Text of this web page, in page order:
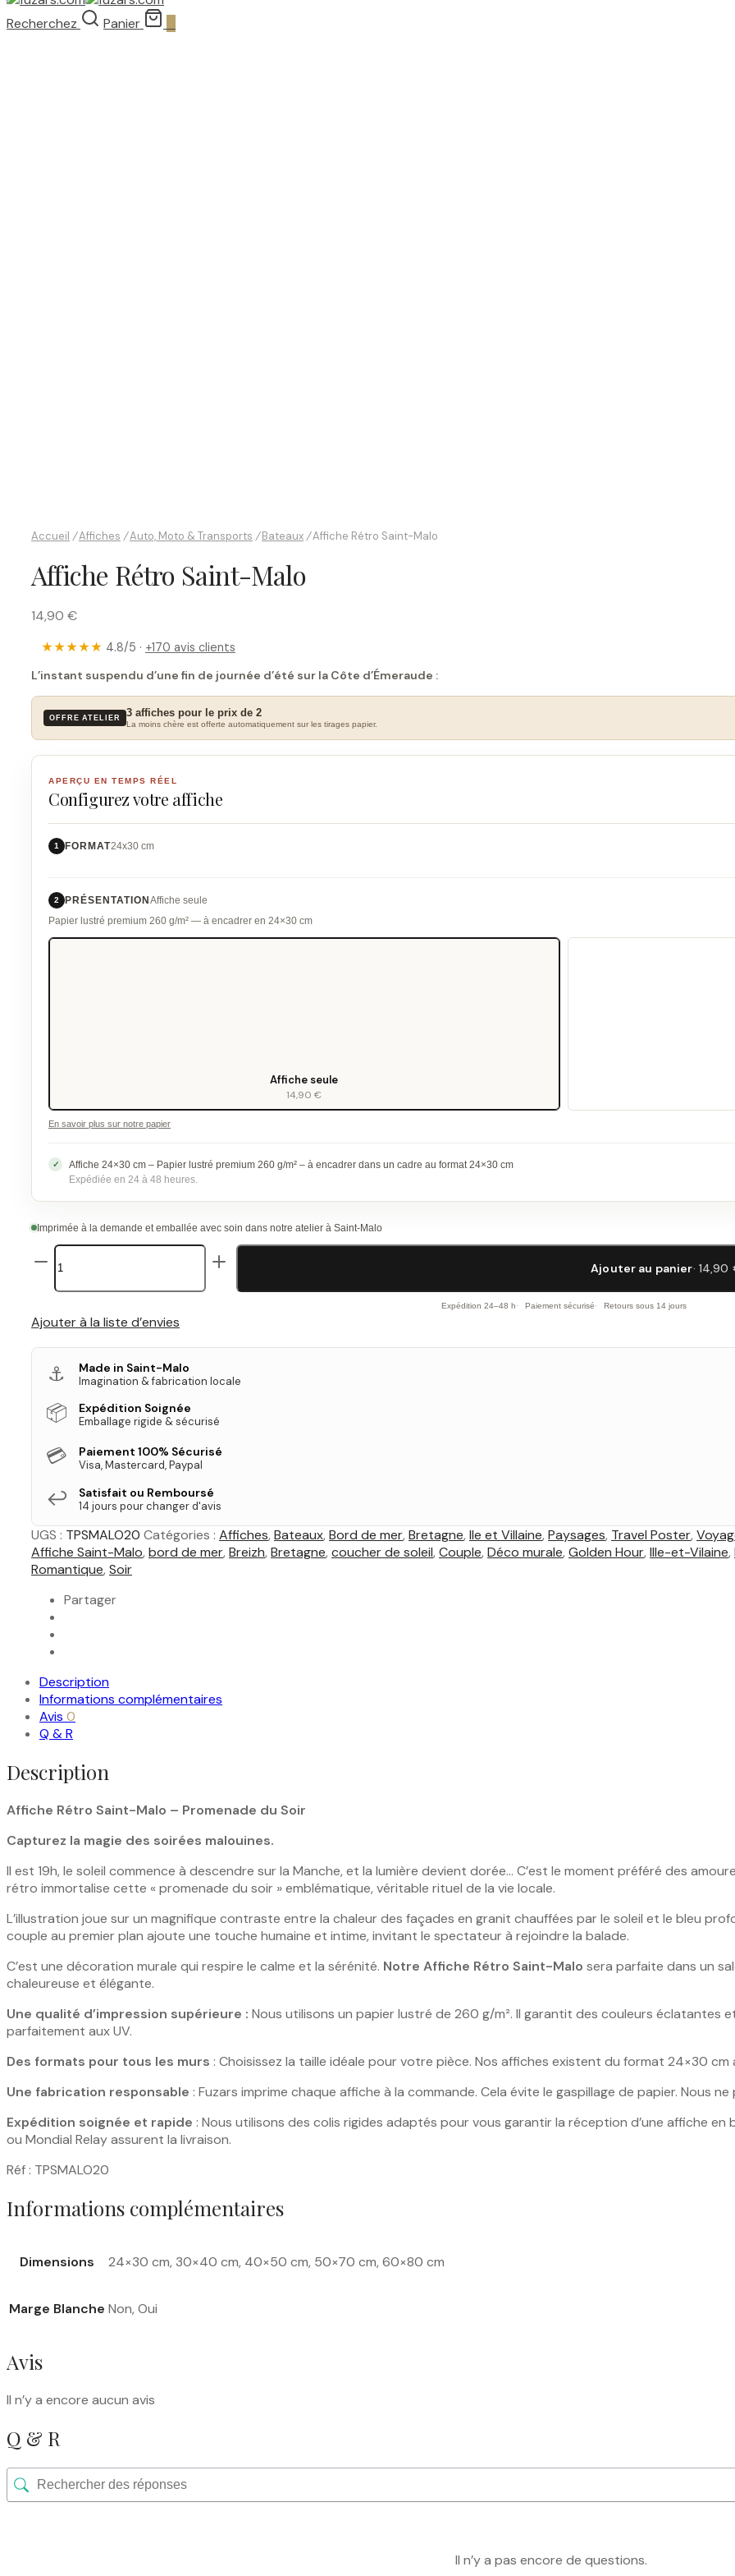
Recherchez Panier
Accueil /Affiches /Auto, Moto & Transports / Bateaux /Affiche Rétro Saint-Malo
Affiche Rétro Saint-Malo
14,90 €
★★★★★ 4.8/5 · +170 avis clients
L’instant suspendu d’une fin de journée d’été sur la Côte d’Émeraude :
OFFRE ATELIER 3 affiches pour le prix de 2
La moins chère est offerte automatiquement sur les tirages papier.
APERÇU EN TEMPS RÉEL
Configurez votre affiche
1 FORMAT24x30 cm
2 PRÉSENTATIONAffiche seule
Papier lustré premium 260 g/m² — à encadrer en 24×30 cm
Affiche seule
14,90 €
En savoir plus sur notre papier
Affiche 24×30 cm – Papier lustré premium 260 g/m² – à encadrer dans un cadre au format 24×30 cm
Expédiée en 24 à 48 heures.
Imprimée à la demande et emballée avec soin dans notre atelier à Saint-Malo
quantité
de
Affiche
Saint-
Ajouter au panier· 14,90
Expédition 24–48 h Paiement sécurisé Retours sous 14 jours
Ajouter à la liste d’envies
⚓ Made in Saint-Malo
Imagination & fabrication locale
📦 Expédition Soignée
Emballage rigide & sécurisé
💳 Paiement 100% Sécurisé
Visa, Mastercard, Paypal
↩️ Satisfait ou Remboursé
14 jours pour changer d'avis
UGS : TPSMALO20 Catégories : Affiches, Bateaux, Bord de mer, Bretagne, Ile et Villaine, Paysages, Travel Poster,
Affiche Saint-Malo, bord de mer, Breizh, Bretagne, coucher de soleil, Couple, Déco murale, Golden Hour, Ille-et-Vilaine,
Romantique, Soir
Partager
Description
Informations complémentaires
Avis 0
Q & R
Description
Affiche Rétro Saint-Malo – Promenade du Soir
Capturez la magie des soirées malouines.
Il est 19h, le soleil commence à descendre sur la Manche, et la lumière devient dorée… C’est le moment préféré des
rétro immortalise cette « promenade du soir » emblématique, véritable rituel de la vie locale.
L’illustration joue sur un magnifique contraste entre la chaleur des façades en granit chauffées par le soleil et le bleu
couple au premier plan ajoute une touche humaine et intime, invitant le spectateur à rejoindre la balade.
C’est une décoration murale qui respire le calme et la sérénité. Notre Affiche Rétro Saint-Malo sera parfaite dans un
chaleureuse et élégante.
Une qualité d’impression supérieure : Nous utilisons un papier lustré de 260 g/m². Il garantit des couleurs éclatantes
parfaitement aux UV.
Des formats pour tous les murs : Choisissez la taille idéale pour votre pièce. Nos affiches existent du format 24×30
Une fabrication responsable : Fuzars imprime chaque affiche à la commande. Cela évite le gaspillage de papier. Nous
Expédition soignée et rapide : Nous utilisons des colis rigides adaptés pour vous garantir la réception d’une affiche
ou Mondial Relay assurent la livraison.
Réf : TPSMALO20
Informations complémentaires
Dimensions 24×30 cm, 30×40 cm, 40×50 cm, 50×70 cm, 60×80 cm
Marge Blanche Non, Oui
Avis
Il n’y a encore aucun avis
Q & R
Il n’y a pas encore de questions.